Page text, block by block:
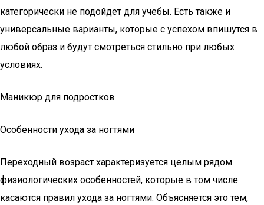
категорически не подойдет для учебы. Есть также и
универсальные варианты, которые с успехом впишутся в
любой образ и будут смотреться стильно при любых
условиях.
Маникюр для подростков
Особенности ухода за ногтями
Переходный возраст характеризуется целым рядом
физиологических особенностей, которые в том числе
касаются правил ухода за ногтями. Объясняется это тем,